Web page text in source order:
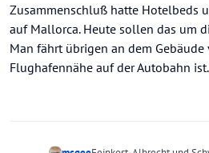
Zusammenschluß hatte Hotelbeds
auf Mallorca. Heute sollen das um
Man fährt übrigen an dem
Flughafennähe auf der Autobahn